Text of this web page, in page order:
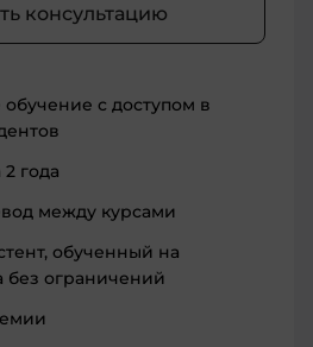
консультацию
с доступом в
года
между курсами
обученный на
без ограничений